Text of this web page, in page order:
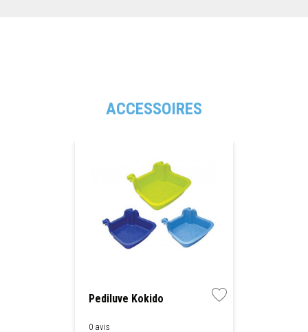
ACCESSOIRES
Pediluve Kokido
0 avis